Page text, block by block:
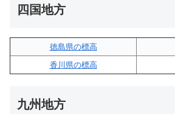
四国地方
徳島県の標高
香川県の標高
九州地方